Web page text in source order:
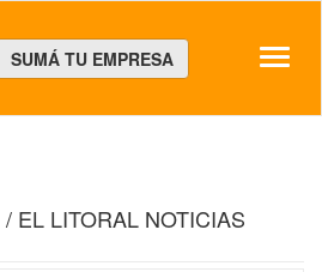
SUMÁ TU EMPRESA
/ EL LITORAL NOTICIAS